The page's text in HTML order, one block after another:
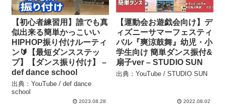
【初心者練習用】誰でも真
似出来る簡単かっこいい
HIPHOP振り付けルーティ
ン🔰【最短ダンスステッ
プ】【ダンス振り付け】 –
def dance school
出典：YouTube / def dance
school
2023.08.28
【運動会お遊戯会向け】デ
ィズニーサマーフェスティ
バル『爽涼鼓舞』幼児・小
学生向け 簡単ダンス振付&
扇子ver – STUDIO SUN
出典：YouTube / STUDIO SUN
2022.08.02